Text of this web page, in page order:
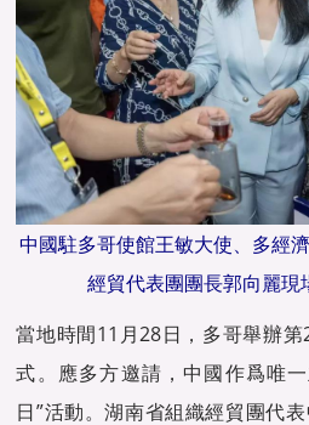
中國駐多哥使館王敏大使、多經
經貿代表團團長郭向麗現
當地時間11月28日，多哥舉辦
式。應多方邀請，中國作爲唯
日”活動。湖南省組織經貿團代